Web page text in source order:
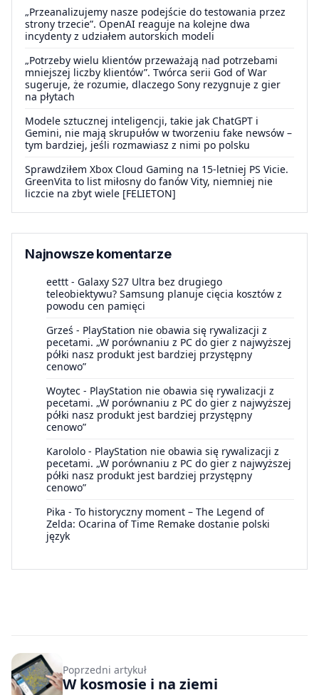
„Przeanalizujemy nasze podejście do testowania przez
strony trzecie”. OpenAI reaguje na kolejne dwa
incydenty z udziałem autorskich modeli
„Potrzeby wielu klientów przeważają nad potrzebami
mniejszej liczby klientów”. Twórca serii God of War
sugeruje, że rozumie, dlaczego Sony rezygnuje z gier
na płytach
Modele sztucznej inteligencji, takie jak ChatGPT i
Gemini, nie mają skrupułów w tworzeniu fake newsów –
tym bardziej, jeśli rozmawiasz z nimi po polsku
Sprawdziłem Xbox Cloud Gaming na 15-letniej PS Vicie.
GreenVita to list miłosny do fanów Vity, niemniej nie
liczcie na zbyt wiele [FELIETON]
Najnowsze komentarze
eettt - Galaxy S27 Ultra bez drugiego
teleobiektywu? Samsung planuje cięcia kosztów z
powodu cen pamięci
Grześ - PlayStation nie obawia się rywalizacji z
pecetami. „W porównaniu z PC do gier z najwyższej
półki nasz produkt jest bardziej przystępny
cenowo”
Woytec - PlayStation nie obawia się rywalizacji z
pecetami. „W porównaniu z PC do gier z najwyższej
półki nasz produkt jest bardziej przystępny
cenowo”
Karololo - PlayStation nie obawia się rywalizacji z
pecetami. „W porównaniu z PC do gier z najwyższej
półki nasz produkt jest bardziej przystępny
cenowo”
Pika - To historyczny moment – The Legend of
Zelda: Ocarina of Time Remake dostanie polski
język
Poprzedni artykuł
W kosmosie i na ziemi